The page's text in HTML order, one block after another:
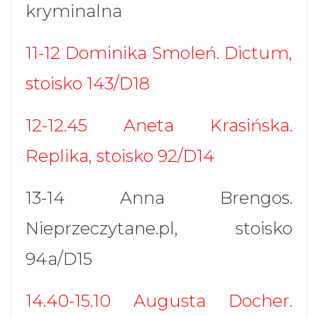
kryminalna
11-12 Dominika Smoleń. Dictum,
stoisko 143/D18
12-12.45 Aneta Krasińska.
Replika, stoisko 92/D14
13-14 Anna Brengos.
Nieprzeczytane.pl, stoisko
94a/D15
14.40-15.10 Augusta Docher.